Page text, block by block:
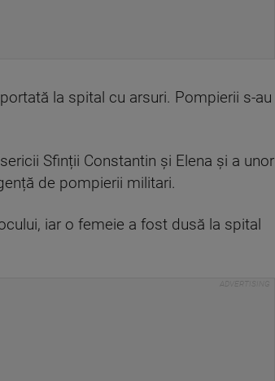
la spital cu arsuri. Pompierii s-au
Sfinții Constantin și Elena și a unor
de pompierii militari.
iar o femeie a fost dusă la spital